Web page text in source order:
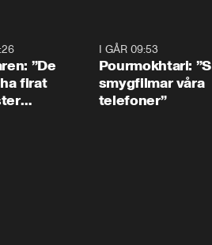
”De
firat
I GÅR 09:53
Pourmokhtari: ”S
smygfilmar våra
telefoner”